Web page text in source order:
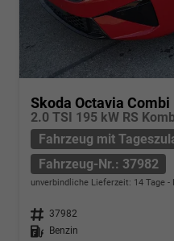
Skoda Octavia Combi
Fahrzeug mit
Fahrzeug-Nr.: 37982
unverbindliche Lieferzeit: 14 Tage
Fahrzeug-Nr. 37982
Kraftstoff
Benzin